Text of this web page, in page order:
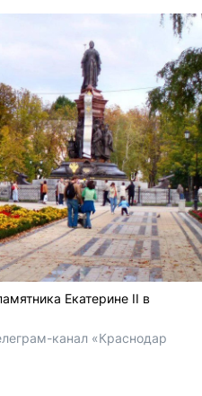
Екатерине II в
канал «Краснодар